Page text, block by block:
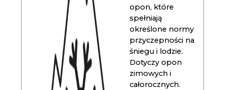
opon, które
spełniają
określone normy
przyczepności na
śniegu i lodzie.
Dotyczy opon
zimowych i
całorocznych.